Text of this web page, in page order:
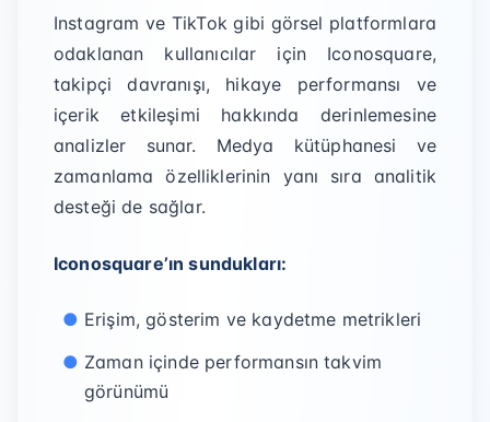
Instagram ve TikTok gibi görsel platformlara
odaklanan kullanıcılar için Iconosquare,
takipçi davranışı, hikaye performansı ve
içerik etkileşimi hakkında derinlemesine
analizler sunar. Medya kütüphanesi ve
zamanlama özelliklerinin yanı sıra analitik
desteği de sağlar.
Iconosquare’ın sundukları:
Erişim, gösterim ve kaydetme metrikleri
Zaman içinde performansın takvim
görünümü